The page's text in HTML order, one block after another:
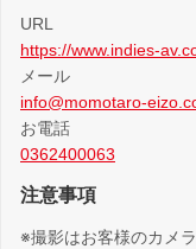
URL
https://www.indies-
メール
info@momotaro-
お電話
0362400063
注意事項
※撮影はお客様のカメ